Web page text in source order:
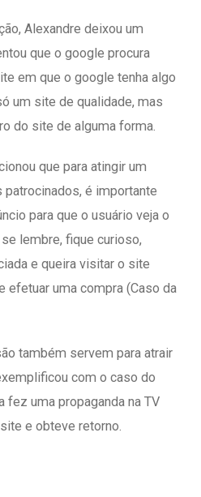
Alexandre deixou um
que o google procura
em que o google tenha algo
um site de qualidade, mas
do site de alguma forma.
que para atingir um
é importante
para que o usuário veja o
lembre, fique curioso,
e queira visitar o site
efetuar uma compra (Caso da
também servem para atrair
com o caso do
fez uma propaganda na TV
e obteve retorno.